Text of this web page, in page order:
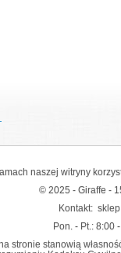
naszej witryny
© 2025 - Giraffe -
Kontakt:
Pon. - Pt.:
stronie stanowią